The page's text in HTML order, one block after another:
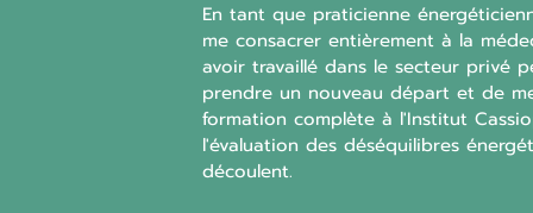
En tant que praticienne
me consacrer entièrement à la
avoir travaillé dans le secteur privé
prendre un nouveau départ et de
formation complète à l'Institut
l'évaluation des déséquilibres
découlent.